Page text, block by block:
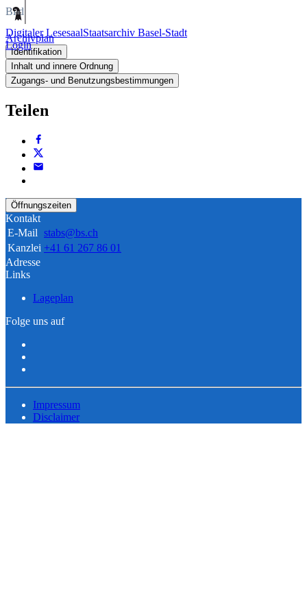
Digitaler LesesaalStaatsarchiv Basel-Stadt
Login
Bild
Archivplan
Identifikation
Inhalt und innere Ordnung
Zugangs- und Benutzungsbestimmungen
Teilen
Öffnungszeiten
Kontakt
E-Mail stabs@bs.ch
Kanzlei +41 61 267 86 01
Adresse
Links
Lageplan
Folge uns auf
Impressum
Disclaimer